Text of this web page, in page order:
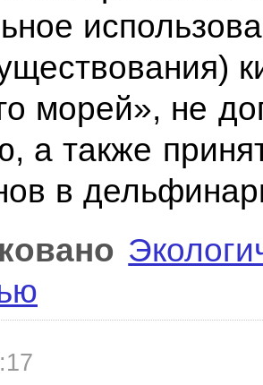
морей», не
а также
в